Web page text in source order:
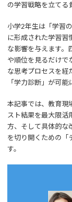
の学習戦略を立てる
小学2年生は「学習
に形成された学習習
な影響を与えます。
や順位を見るだけで
な思考プロセスを経
「学力診断」が可能
本記事では、教育現
スト結果を最大限活
方、そして具体的な
を切り開くための「
す。